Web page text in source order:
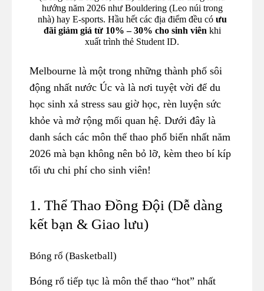
hướng năm 2026 như Bouldering (Leo núi trong
nhà) hay E-sports. Hầu hết các địa điểm đều có ưu
đãi giảm giá từ 10% – 30% cho sinh viên khi
xuất trình thẻ Student ID.
Melbourne là một trong những thành phố sôi
động nhất nước Úc và là nơi tuyệt vời để du
học sinh xả stress sau giờ học, rèn luyện sức
khỏe và mở rộng mối quan hệ. Dưới đây là
danh sách các môn thể thao phổ biến nhất năm
2026 mà bạn không nên bỏ lỡ, kèm theo bí kíp
tối ưu chi phí cho sinh viên!
1. Thể Thao Đồng Đội (Dễ dàng
kết bạn & Giao lưu)
Bóng rổ (Basketball)
Bóng rổ tiếp tục là môn thể thao “hot” nhất